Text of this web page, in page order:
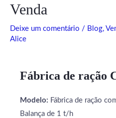
Venda
Deixe um comentário / Blog,
Alice
Fábrica de ração
Modelo: Fábrica de ração
Balança de 1 t/h